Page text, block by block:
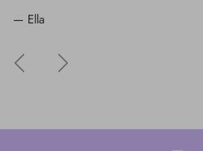
— Ella
EdellinenSeuraava